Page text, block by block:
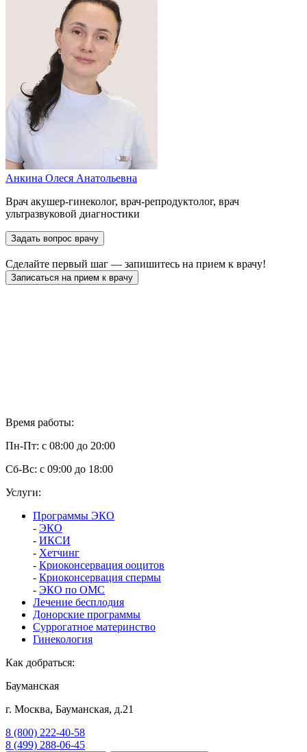
Анкина Олеся Анатольевна
Врач акушер-гинеколог, врач-репродуктолог, врач
ультразвуковой диагностики
Задать вопрос врачу
Сделайте первый шаг — запишитесь на прием к врачу!
Записаться на прием к врачу
Время работы:
Пн-Пт: с 08:00 до 20:00
Сб-Вс: с 09:00 до 18:00
Услуги:
Программы ЭКО
- ЭКО
- ИКСИ
- Хетчинг
- Криоконсервация ооцитов
- Криоконсервация спермы
- ЭКО по ОМС
Лечение бесплодия
Донорские программы
Суррогатное материнство
Гинекология
Как добраться:
Бауманская
г. Москва, Бауманская, д.21
8 (800) 222-40-58
8 (499) 288-06-45